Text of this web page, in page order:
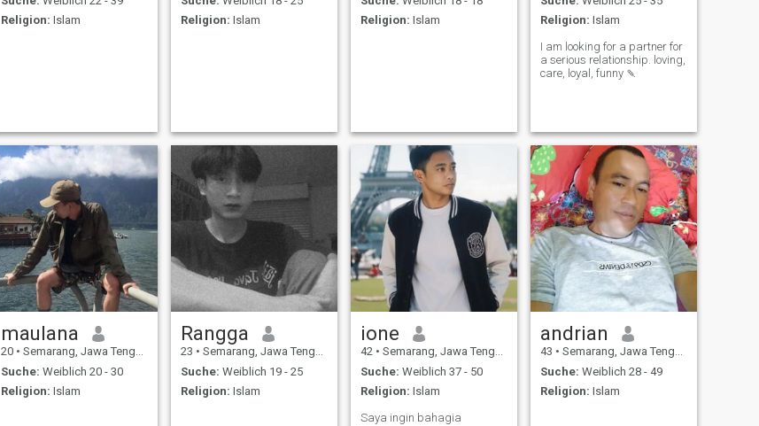
Religion: Islam
Religion: Islam
Religion: Islam
Religion: Islam
I am looking for a partner for
a serious relationship. loving,
care, loyal, funny 🍡
maulana
20 • Semarang, Jawa Tengah, Indonesien
Suche: Weiblich 20 - 30
Religion: Islam
Rangga
23 • Semarang, Jawa Tengah, Indonesien
Suche: Weiblich 19 - 25
Religion: Islam
ione
42 • Semarang, Jawa Tengah, Indonesien
Suche: Weiblich 37 - 50
Religion: Islam
Saya ingin bahagia
andrian
43 • Semarang, Jawa Tengah, Indonesien
Suche: Weiblich 28 - 49
Religion: Islam